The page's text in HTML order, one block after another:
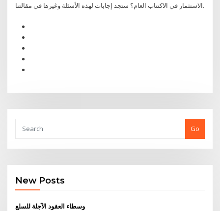
الاستثمار في الاكتتاب العام؟ ستجد إجابات لهذه الأسئلة وغيرها في مقالتنا.
Go
New Posts
وسطاء العقود الآجلة للسلع